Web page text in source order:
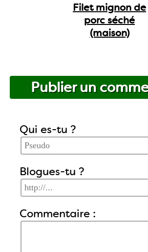
Filet mignon de
porc séché
(maison)
Publier un
Qui es-tu ?
Blogues-tu ?
Commentaire :